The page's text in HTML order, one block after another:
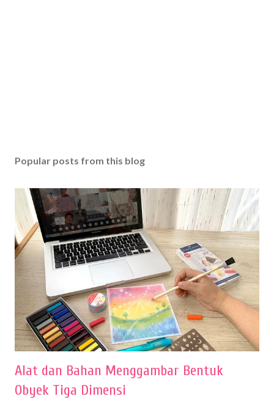
Popular posts from this blog
Alat dan Bahan Menggambar Bentuk
Obyek Tiga Dimensi